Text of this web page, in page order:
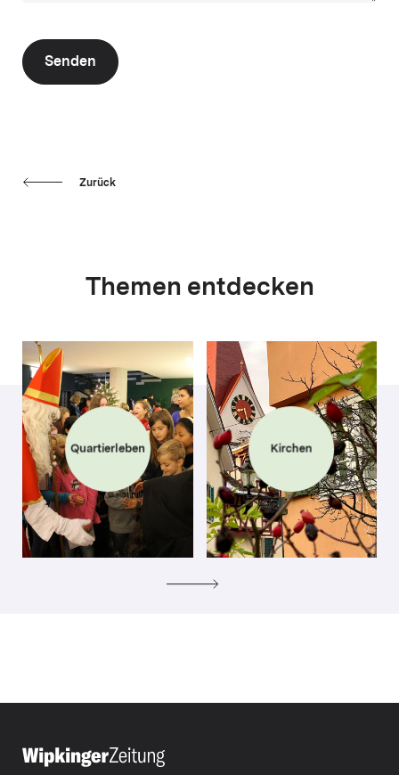
Senden
Zurück
Themen entdecken
Quartierleben Kirchen